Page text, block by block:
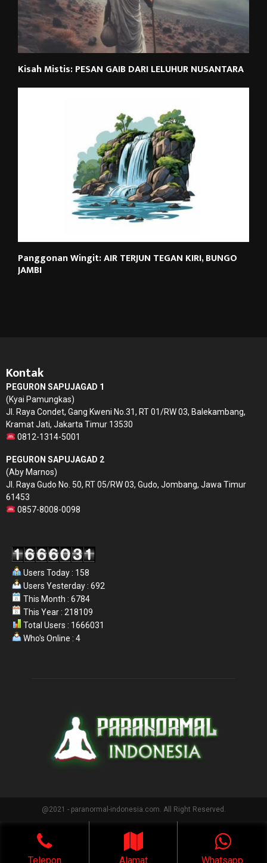
Kisah Mistis: PESAN GAIB DARI LELUHUR NUSANTARA
Panggonan Wingit: AIR TERJUN TEGAN KIRI, BUNGO
JAMBI
Kontak
PEGURON SAPUJAGAD 1
(Kyai Pamungkas)
Jl. Raya Condet, Gang Kweni No.31, RT 01/RW 03, Balekambang,
Kramat Jati, Jakarta Timur 13530
0812-1314-5001
PEGURON SAPUJAGAD 2
(Aby Marnos)
Jl. Raya Gudo No. 50, RT 05/RW 03, Gudo, Jombang, Jawa Timur
61453
0857-8008-0098
Users Today : 158
Users Yesterday : 692
This Month : 6784
This Year : 218109
Total Users : 1666031
Who's Online : 4
@2021 - paranormal-indonesia.com. All Right Reserved.
Telepon Alamat Whatsapp